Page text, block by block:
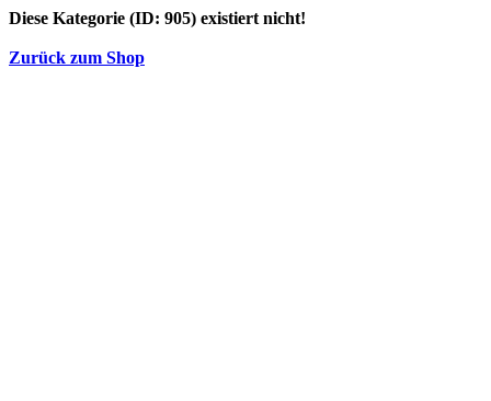
Diese Kategorie (ID: 905) existiert nicht!
Zurück zum Shop